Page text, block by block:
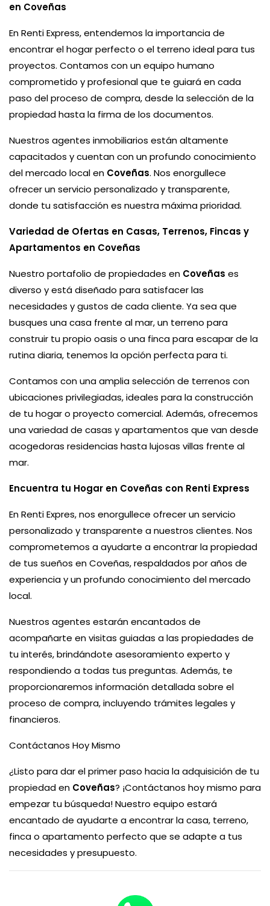
en Coveñas
En Renti Express, entendemos la importancia de
encontrar el hogar perfecto o el terreno ideal para tus
proyectos. Contamos con un equipo humano
comprometido y profesional que te guiará en cada
paso del proceso de compra, desde la selección de la
propiedad hasta la firma de los documentos.
Nuestros agentes inmobiliarios están altamente
capacitados y cuentan con un profundo conocimiento
del mercado local en Coveñas. Nos enorgullece
ofrecer un servicio personalizado y transparente,
donde tu satisfacción es nuestra máxima prioridad.
Variedad de Ofertas en Casas, Terrenos, Fincas y
Apartamentos en Coveñas
Nuestro portafolio de propiedades en Coveñas es
diverso y está diseñado para satisfacer las
necesidades y gustos de cada cliente. Ya sea que
busques una casa frente al mar, un terreno para
construir tu propio oasis o una finca para escapar de la
rutina diaria, tenemos la opción perfecta para ti.
Contamos con una amplia selección de terrenos con
ubicaciones privilegiadas, ideales para la construcción
de tu hogar o proyecto comercial. Además, ofrecemos
una variedad de casas y apartamentos que van desde
acogedoras residencias hasta lujosas villas frente al
mar.
Encuentra tu Hogar en Coveñas con Renti Express
En Renti Expres, nos enorgullece ofrecer un servicio
personalizado y transparente a nuestros clientes. Nos
comprometemos a ayudarte a encontrar la propiedad
de tus sueños en Coveñas, respaldados por años de
experiencia y un profundo conocimiento del mercado
local.
Nuestros agentes estarán encantados de
acompañarte en visitas guiadas a las propiedades de
tu interés, brindándote asesoramiento experto y
respondiendo a todas tus preguntas. Además, te
proporcionaremos información detallada sobre el
proceso de compra, incluyendo trámites legales y
financieros.
Contáctanos Hoy Mismo
¿Listo para dar el primer paso hacia la adquisición de tu
propiedad en Coveñas? ¡Contáctanos hoy mismo para
empezar tu búsqueda! Nuestro equipo estará
encantado de ayudarte a encontrar la casa, terreno,
finca o apartamento perfecto que se adapte a tus
necesidades y presupuesto.